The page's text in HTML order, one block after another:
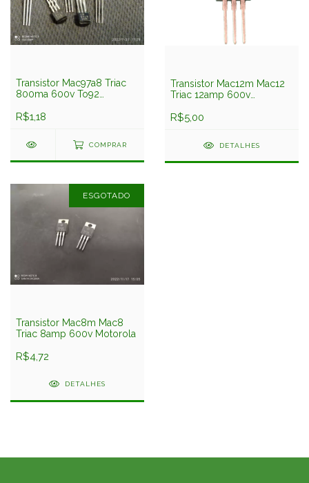
Transistor Mac97a8 Triac
800ma 600v To92
R$1,18
COMPRAR
Transistor Mac12m Mac12
Triac 12amp 600v
R$5,00
DETALHES
ESGOTADO
Transistor Mac8m Mac8
Triac 8amp 600v Motorola
R$4,72
DETALHES